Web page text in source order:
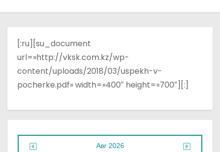
е
[:ru][su_document
url=»http://vksk.com.kz/wp-
content/uploads/2018/03/uspekh-v-
pocherke.pdf» width=»400″ height=»700″][:]
Авг 2026